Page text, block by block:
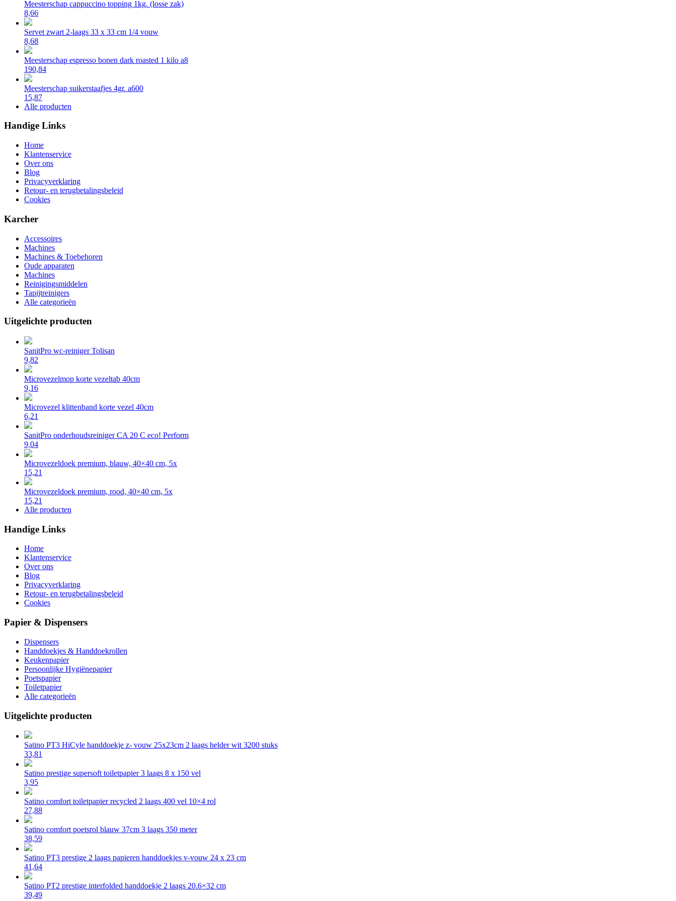
Meesterschap cappuccino topping 1kg. (losse zak)
8,66
Servet zwart 2-laags 33 x 33 cm 1/4 vouw
8,68
Meesterschap espresso bonen dark roasted 1 kilo a8
190,84
Meesterschap suikerstaafjes 4gr. a600
15,87
Alle producten
Handige Links
Home
Klantenservice
Over ons
Blog
Privacyverklaring
Retour- en terugbetalingsbeleid
Cookies
Karcher
Accessoires
Machines
Machines & Toebehoren
Oude apparaten
Machines
Reinigingsmiddelen
Tapijtreinigers
Alle categorieën
Uitgelichte producten
SanitPro wc-reiniger Tolisan
9,82
Microvezelmop korte vezeltab 40cm
9,16
Microvezel klittenband korte vezel 40cm
6,21
SanitPro onderhoudsreiniger CA 20 C eco! Perform
9,04
Microvezeldoek premium, blauw, 40×40 cm, 5x
15,21
Microvezeldoek premium, rood, 40×40 cm, 5x
15,21
Alle producten
Handige Links
Home
Klantenservice
Over ons
Blog
Privacyverklaring
Retour- en terugbetalingsbeleid
Cookies
Papier & Dispensers
Dispensers
Handdoekjes & Handdoekrollen
Keukenpapier
Persoonlijke Hygiënepapier
Poetspapier
Toiletpapier
Alle categorieën
Uitgelichte producten
Satino PT3 HiCyle handdoekje z- vouw 25x23cm 2 laags helder wit 3200 stuks
33,81
Satino prestige supersoft toiletpapier 3 laags 8 x 150 vel
3,95
Satino comfort toiletpapier recycled 2 laags 400 vel 10×4 rol
27,88
Satino comfort poetsrol blauw 37cm 3 laags 350 meter
38,59
Satino PT3 prestige 2 laags papieren handdoekjes v-vouw 24 x 23 cm
41,64
Satino PT2 prestige interfolded handdoekje 2 laags 20.6×32 cm
39,49